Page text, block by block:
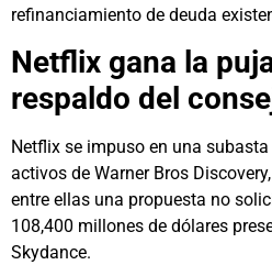
refinanciamiento de deuda
Netflix gana la
respaldo del
Netflix se impuso en una
activos de Warner Bros
entre ellas una propuesta no
108,400 millones de dólares
Skydance.